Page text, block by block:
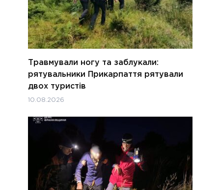
Травмували ногу та заблукали:
рятувальники Прикарпаття рятували
двох туристів
10.08.2026